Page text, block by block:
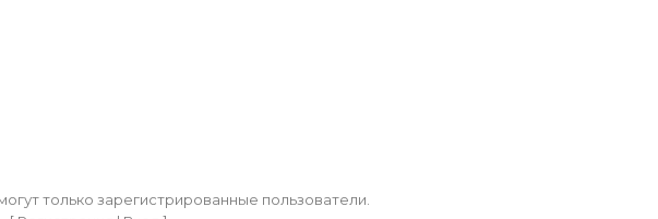
только зарегистрированные пользователи.